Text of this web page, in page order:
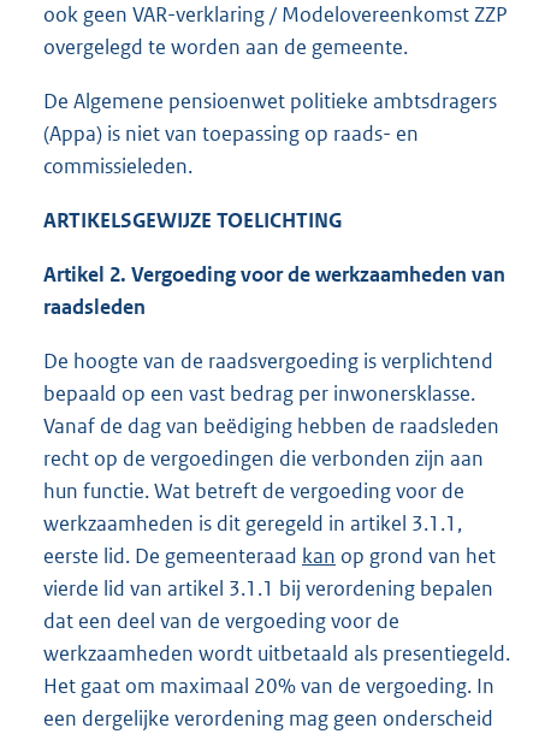
ook geen VAR-verklaring / Modelovereenkomst ZZP
overgelegd te worden aan de gemeente.
De Algemene pensioenwet politieke ambtsdragers
(Appa) is niet van toepassing op raads- en
commissieleden.
ARTIKELSGEWIJZE TOELICHTING
Artikel 2. Vergoeding voor de werkzaamheden van
raadsleden
De hoogte van de raadsvergoeding is verplichtend
bepaald op een vast bedrag per inwonersklasse.
Vanaf de dag van beëdiging hebben de raadsleden
recht op de vergoedingen die verbonden zijn aan
hun functie. Wat betreft de vergoeding voor de
werkzaamheden is dit geregeld in artikel 3.1.1,
eerste lid. De gemeenteraad kan op grond van het
vierde lid van artikel 3.1.1 bij verordening bepalen
dat een deel van de vergoeding voor de
werkzaamheden wordt uitbetaald als presentiegeld.
Het gaat om maximaal 20% van de vergoeding. In
een dergelijke verordening mag geen onderscheid